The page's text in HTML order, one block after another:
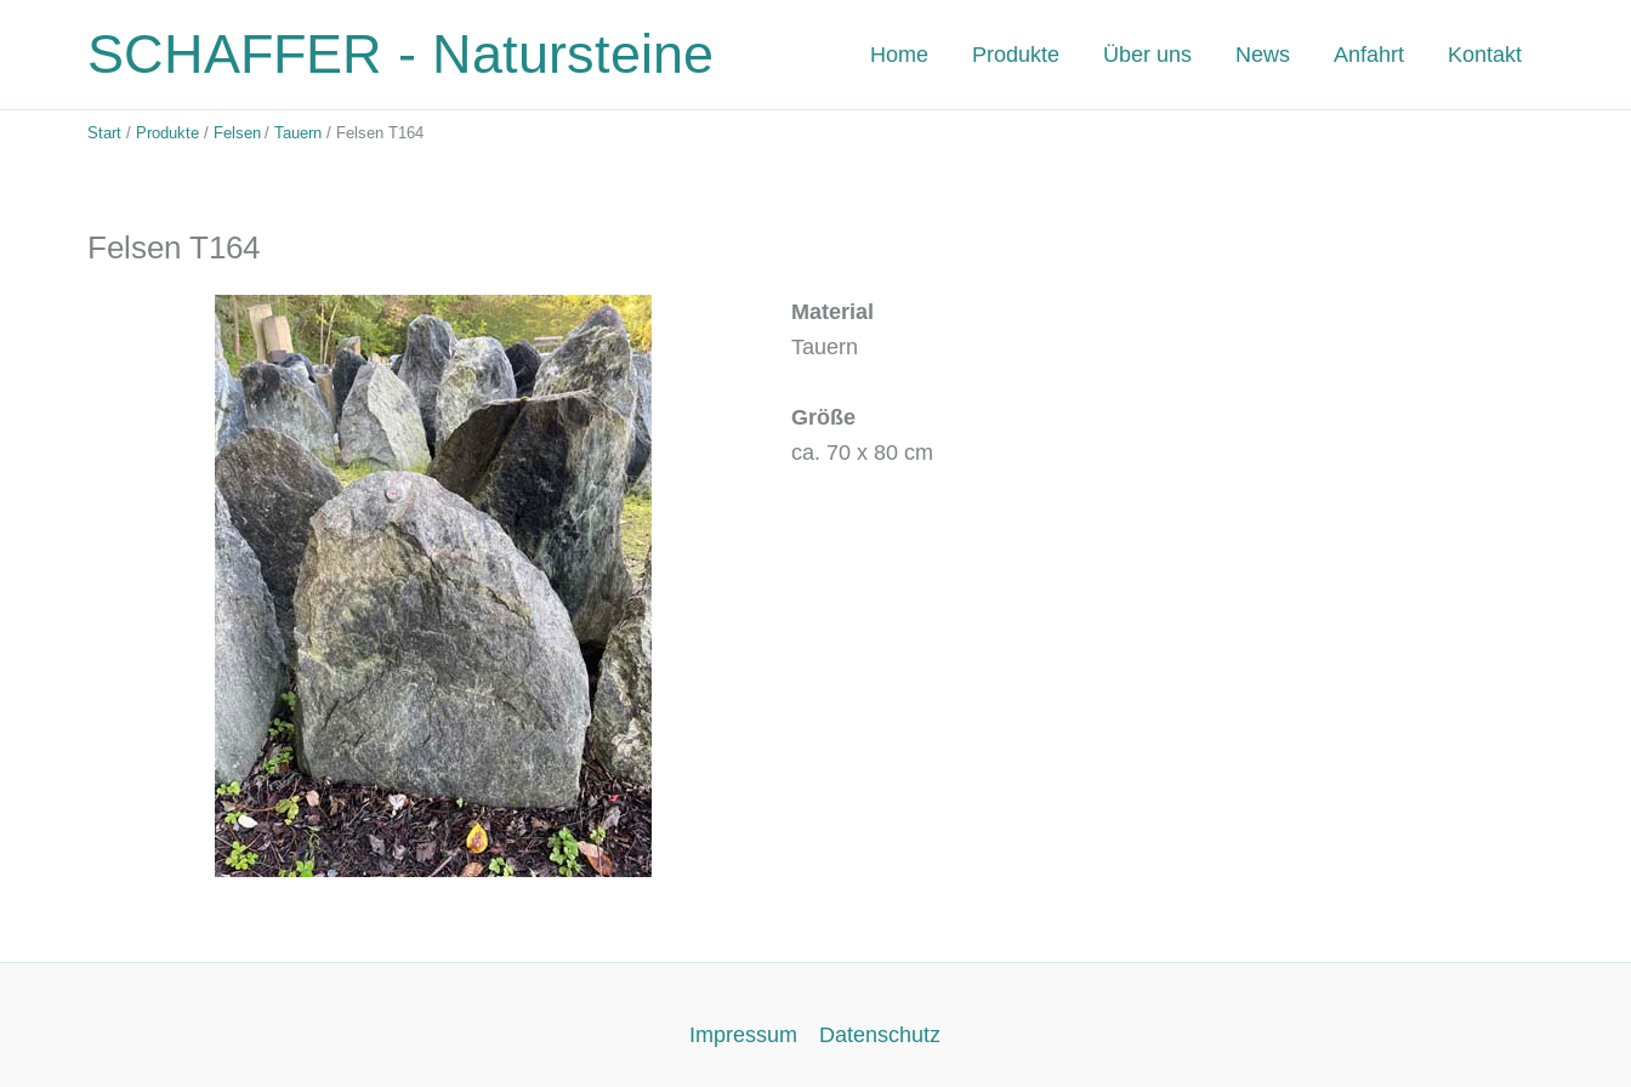
SCHAFFER - Natursteine Home Produkte Über uns News Anfahrt Kontakt
Start Produkte Felsen Tauern Felsen T164
Felsen T164
Material
Tauern
Größe
ca. 70 x 80 cm
Impressum Datenschutz